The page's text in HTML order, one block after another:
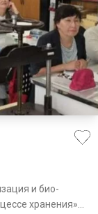
и био­
хранения»